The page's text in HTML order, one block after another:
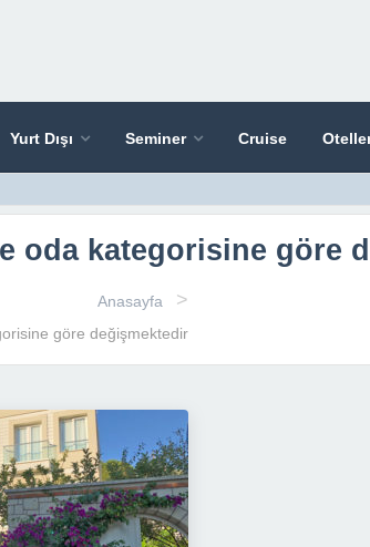
Yurt Dışı Seminer Cruise
oda kategorisine göre
Anasayfa >
göre değişmektedir